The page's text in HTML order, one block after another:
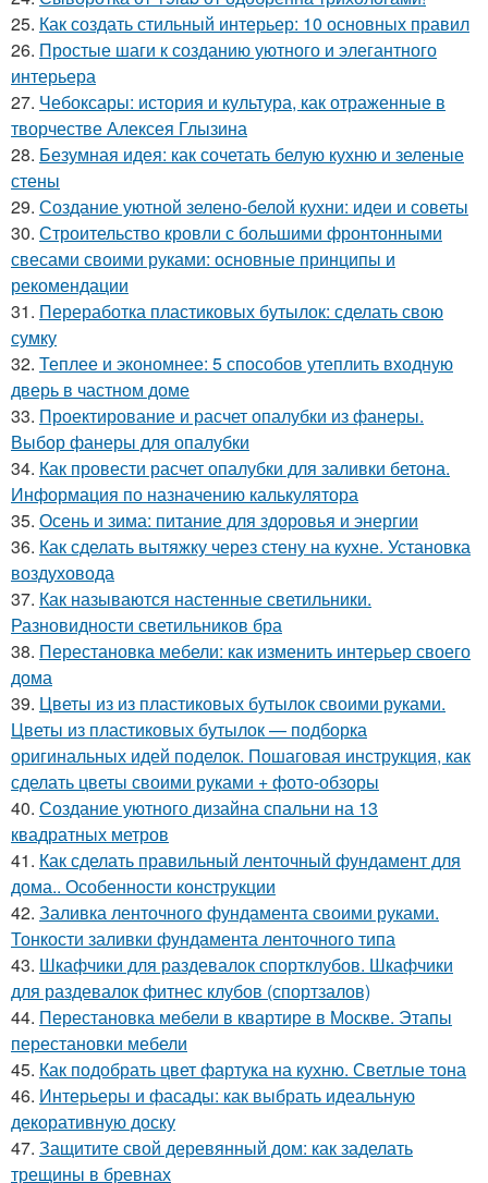
25. Как создать стильный интерьер: 10 основных правил
26. Простые шаги к созданию уютного и элегантного
интерьера
27. Чебоксары: история и культура, как отраженные в
творчестве Алексея Глызина
28. Безумная идея: как сочетать белую кухню и зеленые
стены
29. Создание уютной зелено-белой кухни: идеи и советы
30. Строительство кровли с большими фронтонными
свесами своими руками: основные принципы и
рекомендации
31. Переработка пластиковых бутылок: сделать свою
сумку
32. Теплее и экономнее: 5 способов утеплить входную
дверь в частном доме
33. Проектирование и расчет опалубки из фанеры.
Выбор фанеры для опалубки
34. Как провести расчет опалубки для заливки бетона.
Информация по назначению калькулятора
35. Осень и зима: питание для здоровья и энергии
36. Как сделать вытяжку через стену на кухне. Установка
воздуховода
37. Как называются настенные светильники.
Разновидности светильников бра
38. Перестановка мебели: как изменить интерьер своего
дома
39. Цветы из из пластиковых бутылок своими руками.
Цветы из пластиковых бутылок — подборка
оригинальных идей поделок. Пошаговая инструкция, как
сделать цветы своими руками + фото-обзоры
40. Создание уютного дизайна спальни на 13
квадратных метров
41. Как сделать правильный ленточный фундамент для
дома.. Особенности конструкции
42. Заливка ленточного фундамента своими руками.
Тонкости заливки фундамента ленточного типа
43. Шкафчики для раздевалок спортклубов. Шкафчики
для раздевалок фитнес клубов (спортзалов)
44. Перестановка мебели в квартире в Москве. Этапы
перестановки мебели
45. Как подобрать цвет фартука на кухню. Светлые тона
46. Интерьеры и фасады: как выбрать идеальную
декоративную доску
47. Защитите свой деревянный дом: как заделать
трещины в бревнах